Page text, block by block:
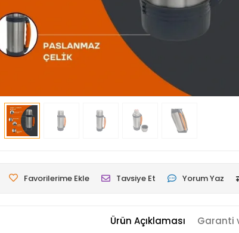
Favorilerime Ekle Tavsiye Et Yorum Yaz
Ürün Açıklaması Garanti